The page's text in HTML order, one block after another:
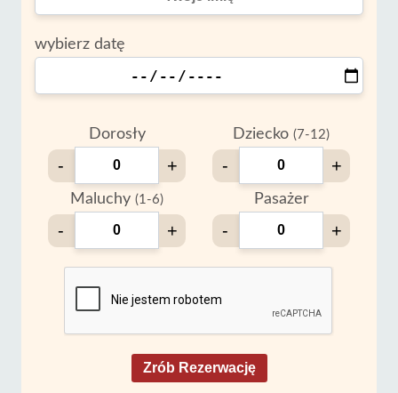
wybierz datę
Dorosły
- +
Dziecko (7-12)
- +
Maluchy (1-6)
- +
Pasażer
- +
Zrób Rezerwację